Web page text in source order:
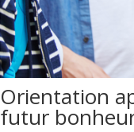
Orientation
futur